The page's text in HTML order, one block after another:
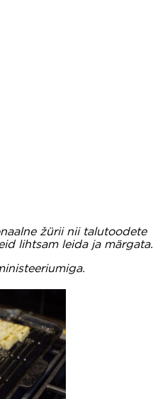
žürii nii talutoodete
lihtsam leida ja märgata.